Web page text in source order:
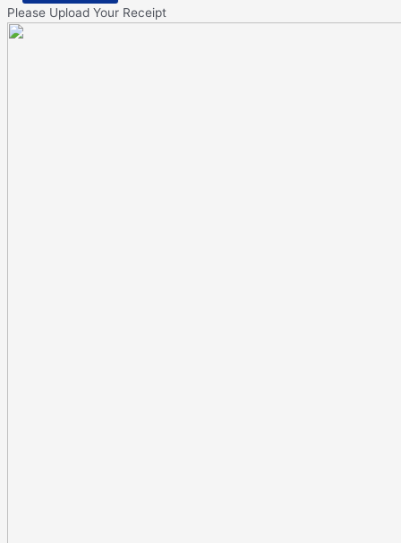
Please Upload Your Receipt